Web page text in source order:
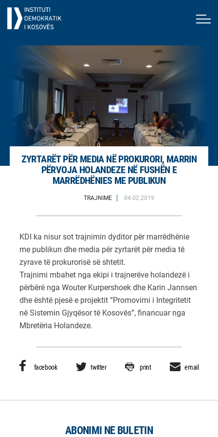
ZYRTARËT PËR MEDIA NË PROKURORI, MARRIN
PËRVOJA HOLANDEZE NË FUSHËN E
MARRËDHËNIES ME PUBLIKUN
TRAJNIME 04.02.2019
KDI ka nisur sot trajnimin dyditor për marrëdhënie
me publikun dhe media për zyrtarët për media të
zyrave të prokurorisë së shtetit.
Trajnimi mbahet nga ekipi i trajnerëve holandezë i
përbërë nga Wouter Kurpershoek dhe Karin Jannsen
dhe është pjesë e projektit “Promovimi i Integritetit
në Sistemin Gjyqësor të Kosovës”, financuar nga
Mbretëria Holandeze.
facebook twitter print email
ABONIMI NE BULETIN